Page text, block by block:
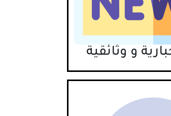
و وثائقية